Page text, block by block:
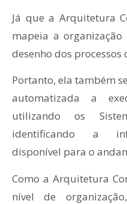
Já que a Arquitetura
mapeia a
desenho dos processos
Portanto, ela também
automatizada a
utilizando os
identificando a
disponível para o
Como a Arquitetura
nível de